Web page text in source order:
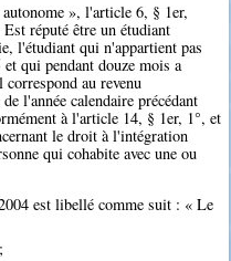
», l'article 6, § 1er,
réputé être un étudiant
l'étudiant qui n'appartient pas
qui pendant douze mois a
au revenu
l'année calendaire précédant
à l'article 14, § 1er, 1°, et
le droit à l'intégration
qui cohabite avec une ou
est libellé comme suit : « Le